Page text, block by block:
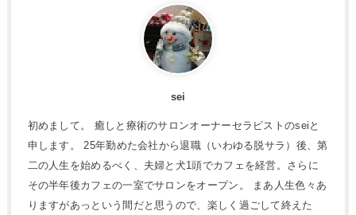
sei
初めまして。 癒しと療術のサロンオーナーセラピストのseiと
申します。 25年勤めた会社から退職（いわゆる脱サラ）後、第
二の人生を始めるべく、夫婦と犬1頭でカフェを経営。さらに
その半年後カフェの一室でサロンをオープン。 まあ人生色々あ
りますがあっという間だと思うので、楽しく過ごして終えた